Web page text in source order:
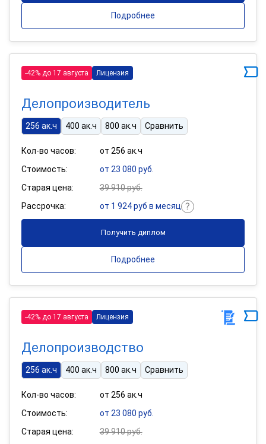
Подробнее
-42% до 17 августа Лицензия
Делопроизводитель
256 ак.ч 400 ак.ч 800 ак.ч Сравнить
Кол-во часов:
от 256 ак.ч
Стоимость:
от 23 080 руб.
Старая цена:
39 910 руб.
Рассрочка:
от 1 924 руб в месяц
Получить диплом
Подробнее
-42% до 17 августа Лицензия
Делопроизводство
256 ак.ч 400 ак.ч 800 ак.ч Сравнить
Кол-во часов:
от 256 ак.ч
Стоимость:
от 23 080 руб.
Старая цена:
39 910 руб.